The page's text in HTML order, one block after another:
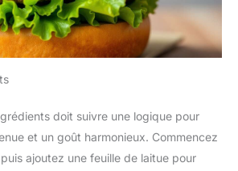
doit suivre une logique pour
et un goût harmonieux. Commencez
ajoutez une feuille de laitue pour